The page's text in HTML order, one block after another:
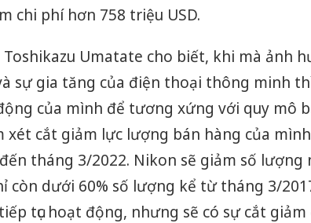
chi phí hơn 758 triệu USD.
Umatate cho biết, khi mà ảnh
sự gia tăng của điện thoại thông minh
của mình để tương xứng với quy mô
xét cắt giảm lực lượng bán hàng của
tháng 3/2022. Nikon sẽ giảm số lượng
còn dưới 60% số lượng kể từ tháng 3/
tục hoạt động, nhưng sẽ có sự cắt